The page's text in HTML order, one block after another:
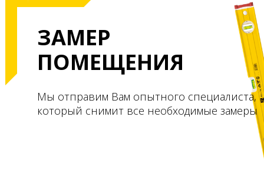
Мы отправим Вам опытного специалиста,
который снимит все необходимые замеры
ЗАМЕР
ПОМЕЩЕНИЯ